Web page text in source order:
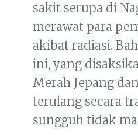
sakit serupa di
merawat para
akibat radiasi.
ini, yang
Merah Jepang
terulang secara
sungguh tidak